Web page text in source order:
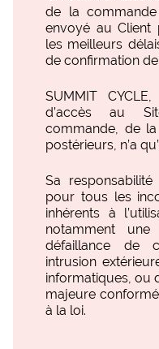
de la
envoyé au Client
les meilleurs
de confirmation
SUMMIT
d’accès au
commande, de
postérieurs, n’a
Sa
pour tous les
inhérents à
notamment
défaillance de
intrusion
informatiques, ou
majeure
à la loi.